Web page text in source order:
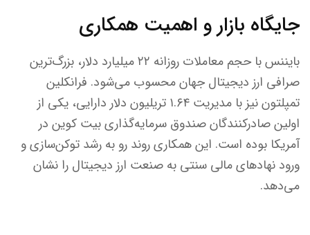
جایگاه بازار و اهمیت همکاری
بایننس با حجم معاملات روزانه ۲۲ میلیارد دلار، بزرگ‌ترین
صرافی ارز دیجیتال جهان محسوب می‌شود. فرانکلین
تمپلتون نیز با مدیریت ۱.۶۴ تریلیون دلار دارایی، یکی از
اولین صادرکنندگان صندوق سرمایه‌گذاری بیت کوین در
آمریکا بوده است. این همکاری روند رو به رشد توکن‌سازی و
ورود نهادهای مالی سنتی به صنعت ارز دیجیتال را نشان
می‌دهد.